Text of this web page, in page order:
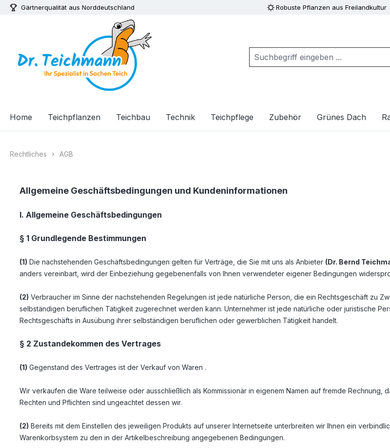
Hauptinhalt springen
Zur Suche springen
Zur Hauptnavigation springen
Gärtnerqualität aus Norddeutschland Robuste Pflanzen aus Freilandkultur
Home Teichpflanzen Teichbau Technik Teichpflege Zubehör Grünes Dach
Rechtliches AGB
Allgemeine Geschäftsbedingungen und Kundeninformationen
I. Allgemeine Geschäftsbedingungen
§ 1 Grundlegende Bestimmungen
(1) Die nachstehenden Geschäftsbedingungen gelten für Verträge, die Sie mit uns als Anbieter (Dr. Bernd
anders vereinbart, wird der Einbeziehung gegebenenfalls von Ihnen verwendeter eigener Bedingungen
(2) Verbraucher im Sinne der nachstehenden Regelungen ist jede natürliche Person, die ein Rechtsgeschäft zu
selbständigen beruflichen Tätigkeit zugerechnet werden kann. Unternehmer ist jede natürliche oder juristische
Rechtsgeschäfts in Ausübung ihrer selbständigen beruflichen oder gewerblichen Tätigkeit handelt.
§ 2 Zustandekommen des Vertrages
(1) Gegenstand des Vertrages ist der Verkauf von Waren .
Wir verkaufen die Ware teilweise oder ausschließlich als Kommissionär in eigenem Namen auf fremde Rechnung,
Rechten und Pflichten sind ungeachtet dessen wir.
(2) Bereits mit dem Einstellen des jeweiligen Produkts auf unserer Internetseite unterbreiten wir Ihnen ein
Warenkorbsystem zu den in der Artikelbeschreibung angegebenen Bedingungen.